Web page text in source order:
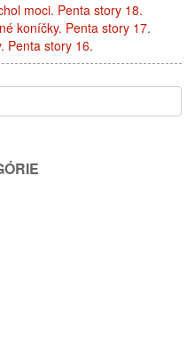
moci. Penta story 18.
koníčky. Penta story 17.
Penta story 16.